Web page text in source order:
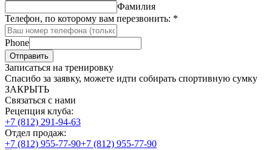
Фамилия
Телефон, по которому вам перезвонить: *
Phone
Отправить
Записаться на тренировку
Спасибо за заявку, можете идти собирать спортивную сумку
ЗАКРЫТЬ
Связаться с нами
Рецепция клуба:
+7 (812) 291-94-63
Отдел продаж:
+7 (812) 955-77-90+7 (812) 955-77-90